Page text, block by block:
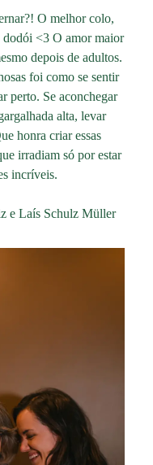
O melhor colo,
<3 O amor maior
depois de adultos.
foi como se sentir
perto. Se aconchegar
alta, levar
honra criar essas
irradiam só por estar
incríveis.
e Laís Schulz Müller